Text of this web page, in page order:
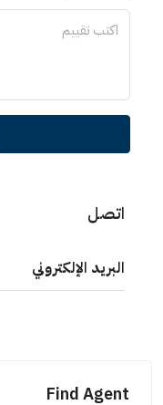
اتصل
البريد الإلكتروني
Find Agent